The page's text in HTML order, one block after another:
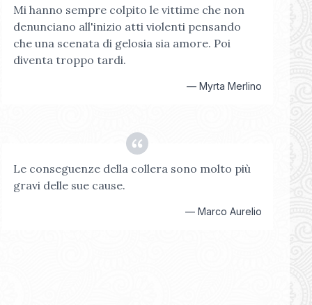
Mi hanno sempre colpito le vittime che non
denunciano all'inizio atti violenti pensando
che una scenata di gelosia sia amore. Poi
diventa troppo tardi.
— Myrta Merlino
Le conseguenze della collera sono molto più
gravi delle sue cause.
— Marco Aurelio